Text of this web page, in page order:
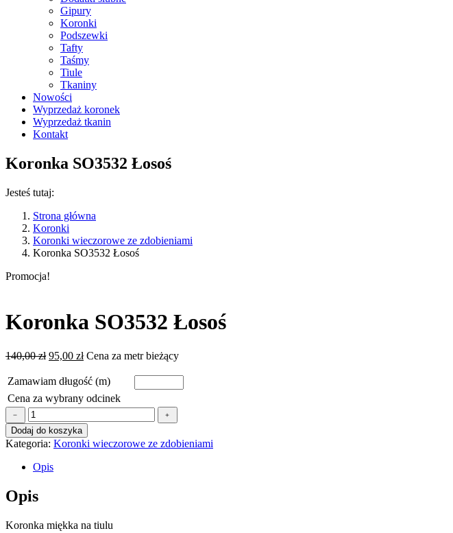
Gipury
Koronki
Podszewki
Tafty
Taśmy
Tiule
Tkaniny
Nowości
Wyprzedaż koronek
Wyprzedaż tkanin
Kontakt
Koronka SO3532 Łosoś
Jesteś tutaj:
Strona główna
Koronki
Koronki wieczorowe ze zdobieniami
Koronka SO3532 Łosoś
Promocja!
Koronka SO3532 Łosoś
140,00zł Pierwotna
wynosiła:
140,00 zł.
95,00 złAktualna
wynosi:
95,00 zł.
Cena za metr bieżący
Zamawiam długość (m)
Cena za wybrany odcinek
ilość
Koronka
SO3532
Łosoś
﹣
﹢
Dodaj do koszyka
Kategoria: Koronki wieczorowe ze zdobieniami
Opis
Opis
Koronka miękka na tiulu